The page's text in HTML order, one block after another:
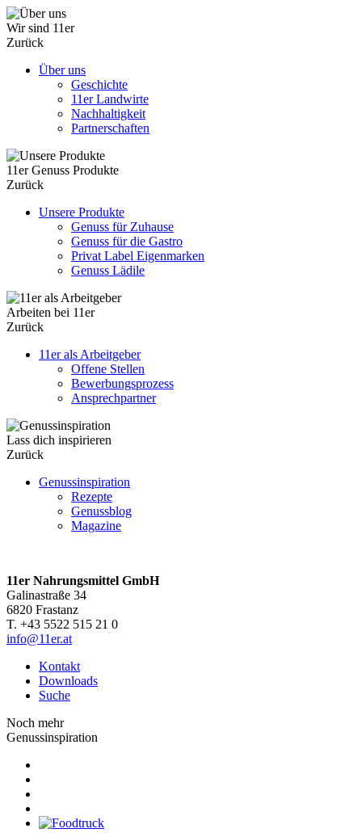
Wir sind 11er
Zurück
Über uns
Geschichte
11er Landwirte
Nachhaltigkeit
Partnerschaften
11er Genuss Produkte
Zurück
Unsere Produkte
Genuss für Zuhause
Genuss für die Gastro
Privat Label Eigenmarken
Genuss Lädile
Arbeiten bei 11er
Zurück
11er als Arbeitgeber
Offene Stellen
Bewerbungsprozess
Ansprechpartner
Lass dich inspirieren
Zurück
Genussinspiration
Rezepte
Genussblog
Magazine
11er Nahrungsmittel GmbH
Galinastraße 34
6820 Frastanz
T. +43 5522 515 21 0
info@11er.at
Kontakt
Downloads
Suche
Noch mehr
Genussinspiration